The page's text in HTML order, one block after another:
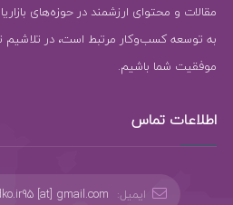
مقالات و محتوای ارزشمند در حوزه‌های
به توسعه کسب‌وکار مرتبط است، در تلاشیم
موفقیت شما باشیم.
اطلاعات تماس
ایمیل: [at] gmail.com